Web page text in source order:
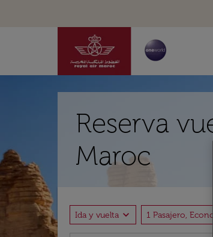
Reserva
Maroc
Ida y vuelta expand_more 1 Pasajero,